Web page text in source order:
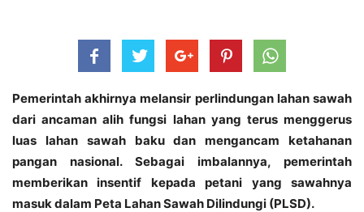
Pemerintah akhirnya melansir perlindungan lahan sawah
dari ancaman alih fungsi lahan yang terus menggerus
luas lahan sawah baku dan mengancam ketahanan
pangan nasional. Sebagai imbalannya, pemerintah
memberikan insentif kepada petani yang sawahnya
masuk dalam Peta Lahan Sawah Dilindungi (PLSD).